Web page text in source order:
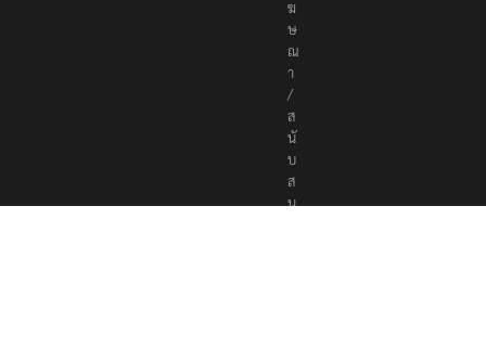
อ
โ
ฆ
ษ
ณ
า
/
ส
นั
บ